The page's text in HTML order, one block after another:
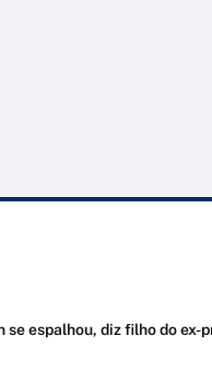
se espalhou, diz filho do ex-